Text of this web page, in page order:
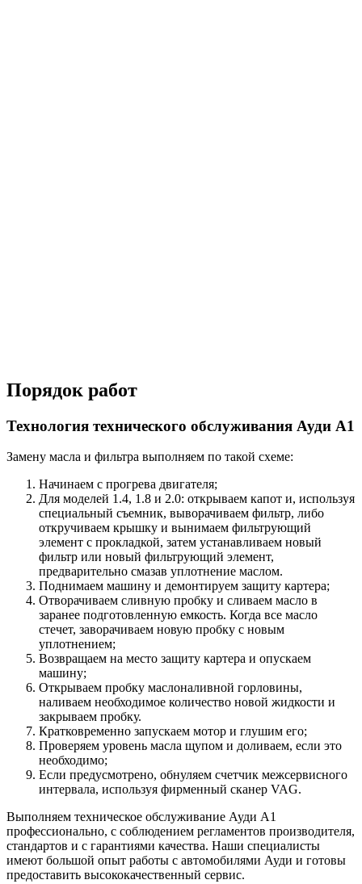
Порядок работ
Технология технического обслуживания Ауди А1
Замену масла и фильтра выполняем по такой схеме:
Начинаем с прогрева двигателя;
Для моделей 1.4, 1.8 и 2.0: открываем капот и, используя
специальный съемник, выворачиваем фильтр, либо
откручиваем крышку и вынимаем фильтрующий
элемент с прокладкой, затем устанавливаем новый
фильтр или новый фильтрующий элемент,
предварительно смазав уплотнение маслом.
Поднимаем машину и демонтируем защиту картера;
Отворачиваем сливную пробку и сливаем масло в
заранее подготовленную емкость. Когда все масло
стечет, заворачиваем новую пробку с новым
уплотнением;
Возвращаем на место защиту картера и опускаем
машину;
Открываем пробку маслоналивной горловины,
наливаем необходимое количество новой жидкости и
закрываем пробку.
Кратковременно запускаем мотор и глушим его;
Проверяем уровень масла щупом и доливаем, если это
необходимо;
Если предусмотрено, обнуляем счетчик межсервисного
интервала, используя фирменный сканер VAG.
Выполняем техническое обслуживание Ауди А1
профессионально, с соблюдением регламентов производителя,
стандартов и с гарантиями качества. Наши специалисты
имеют большой опыт работы с автомобилями Ауди и готовы
предоставить высококачественный сервис.